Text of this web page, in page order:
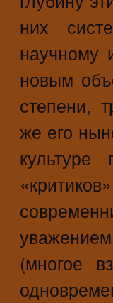
них
научному
новым
степени,
же его
(многое